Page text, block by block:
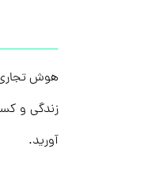
زندگی و
آورید.